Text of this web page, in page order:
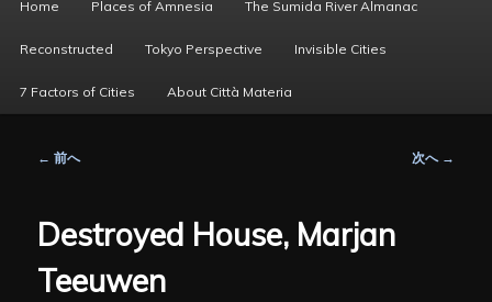
ー
Home Places of Amnesia The Sumida River Almanac
Reconstructed Tokyo Perspective Invisible Cities
7 Factors of Cities About Città Materia
ビ
ゲ
← 前へ 次へ →
Destroyed House, Marjan
Teeuwen